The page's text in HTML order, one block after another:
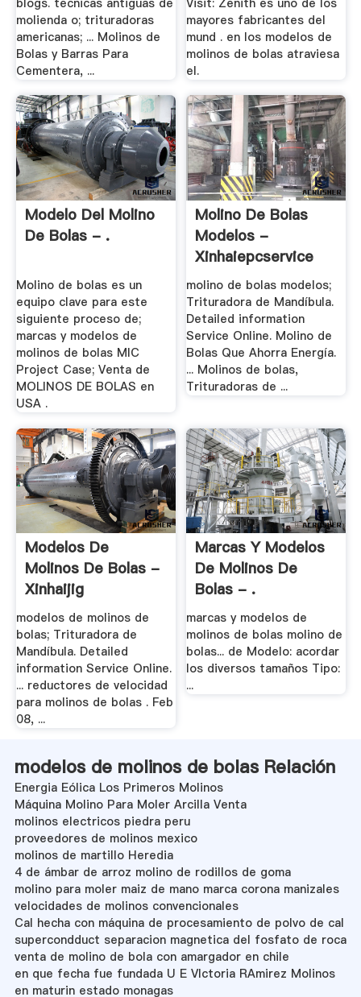
molienda o; trituradoras
americanas; ... Molinos de
Bolas y Barras Para
Cementera, ...
mayores fabricantes del
mund . en los modelos de
molinos de bolas atraviesa
el.
Modelo Del Molino
De Bolas - .
Molino de bolas es un
equipo clave para este
siguiente proceso de;
marcas y modelos de
molinos de bolas MIC
Project Case; Venta de
MOLINOS DE BOLAS en
USA .
Molino De Bolas
Modelos -
Xinhaiepcservice
molino de bolas modelos;
Trituradora de Mandíbula.
Detailed information
Service Online. Molino de
Bolas Que Ahorra Energía.
... Molinos de bolas,
Trituradoras de ...
Modelos De
Molinos De Bolas -
Xinhaijig
modelos de molinos de
bolas; Trituradora de
Mandíbula. Detailed
information Service Online.
... reductores de velocidad
para molinos de bolas . Feb
08, ...
Marcas Y Modelos
De Molinos De
Bolas - .
marcas y modelos de
molinos de bolas molino de
bolas... de Modelo: acordar
los diversos tamaños Tipo:
...
modelos de molinos de bolas Relación
Energia Eólica Los Primeros Molinos
Máquina Molino Para Moler Arcilla Venta
molinos electricos piedra peru
proveedores de molinos mexico
molinos de martillo Heredia
4 de ámbar de arroz molino de rodillos de goma
molino para moler maiz de mano marca corona manizales
velocidades de molinos convencionales
Cal hecha con máquina de procesamiento de polvo de cal
supercondduct separacion magnetica del fosfato de roca
venta de molino de bola con amargador en chile
en que fecha fue fundada U E VIctoria RAmirez Molinos
en maturin estado monagas